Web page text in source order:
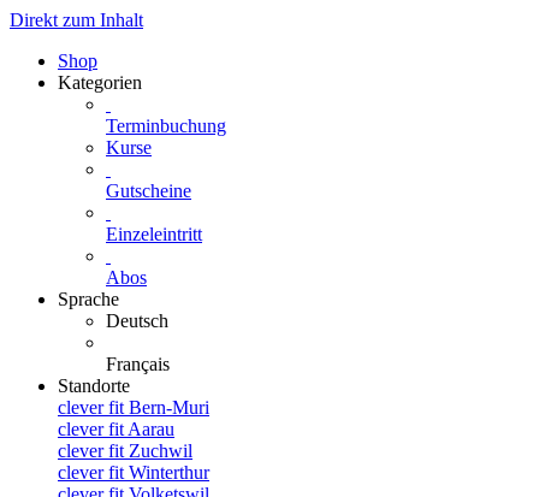
Direkt zum Inhalt
Shop
Kategorien
Terminbuchung
Kurse
Gutscheine
Einzeleintritt
Abos
Sprache
Deutsch
Français
Standorte
clever fit Bern-Muri
clever fit Aarau
clever fit Zuchwil
clever fit Winterthur